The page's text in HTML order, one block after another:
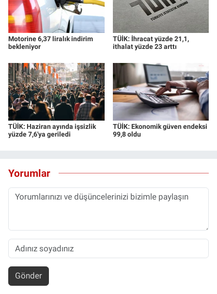
Motorine 6,37 liralık indirim
bekleniyor
TÜİK: İhracat yüzde 21,1,
ithalat yüzde 23 arttı
TÜİK: Haziran ayında işsizlik
yüzde 7,6'ya geriledi
TÜİK: Ekonomik güven endeksi
99,8 oldu
Yorumlar
Gönder